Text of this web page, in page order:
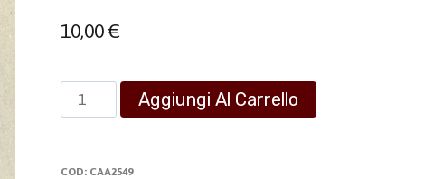
10,00€
NATO
DOMINO
quantità
Aggiungi Al Carrello
COD: CAA2549